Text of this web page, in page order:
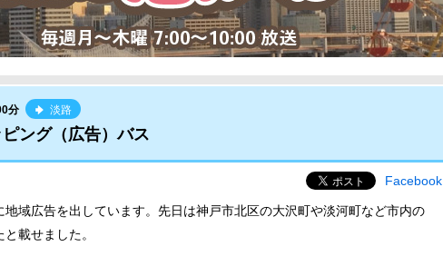
分 淡路
ング（広告）バス
Facebook
域広告を出しています。先日は神戸市北区の大沢町や淡河町など市内の
載せました。